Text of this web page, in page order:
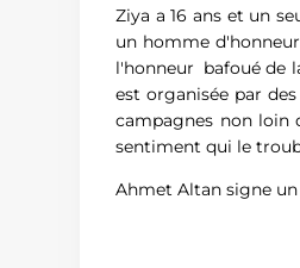
Ziya a 16 ans et un
un homme
l'honneur bafoué de
est organisée par
campagnes non loin
sentiment qui le
Ahmet Altan signe